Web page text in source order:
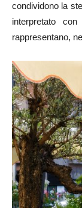
condividono la
interpretato
rappresentano,